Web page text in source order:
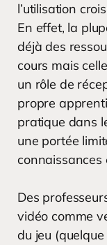
l’utilisation
En effet, la
déjà des
cours mais
un rôle de
propre
pratique dans
une portée
connaissances
Des
vidéo comme
du jeu